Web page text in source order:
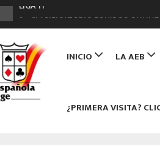
2º CLASIFICATORIO EQUIPOS ONLINE
Curso de Formación y Actualización
ANUNCIATE EN NUESTRA REVISTA
NUEVA PROGRAMACIÓN TORNEOS
navigation
INICIO LA AEB
¿PRIMERA VISITA?